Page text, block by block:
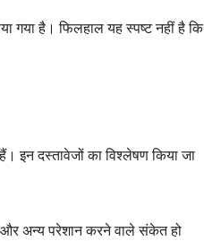
गया है। फिलहाल यह स्पष्ट नहीं है कि
इन दस्तावेजों का विश्लेषण किया जा
और अन्य परेशान करने वाले संकेत हो